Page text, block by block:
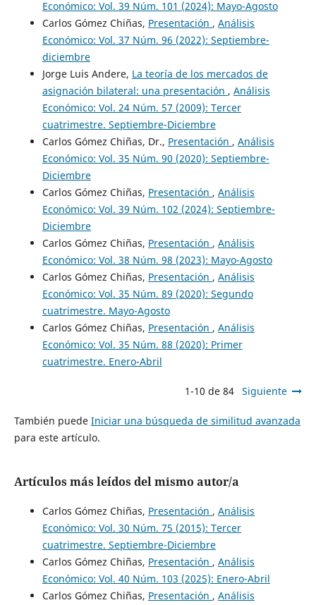
Económico: Vol. 39 Núm. 101 (2024): Mayo-Agosto
Carlos Gómez Chiñas, Presentación , Análisis
Económico: Vol. 37 Núm. 96 (2022): Septiembre-
diciembre
Jorge Luis Andere, La teoría de los mercados de
asignación bilateral: una presentación , Análisis
Económico: Vol. 24 Núm. 57 (2009): Tercer
cuatrimestre. Septiembre-Diciembre
Carlos Gómez Chiñas, Dr., Presentación , Análisis
Económico: Vol. 35 Núm. 90 (2020): Septiembre-
Diciembre
Carlos Gómez Chiñas, Presentación , Análisis
Económico: Vol. 39 Núm. 102 (2024): Septiembre-
Diciembre
Carlos Gómez Chiñas, Presentación , Análisis
Económico: Vol. 38 Núm. 98 (2023): Mayo-Agosto
Carlos Gómez Chiñas, Presentación , Análisis
Económico: Vol. 35 Núm. 89 (2020): Segundo
cuatrimestre. Mayo-Agosto
Carlos Gómez Chiñas, Presentación , Análisis
Económico: Vol. 35 Núm. 88 (2020): Primer
cuatrimestre. Enero-Abril
1-10 de 84 Siguiente
También puede Iniciar una búsqueda de similitud avanzada
para este artículo.
Artículos más leídos del mismo autor/a
Carlos Gómez Chiñas, Presentación , Análisis
Económico: Vol. 30 Núm. 75 (2015): Tercer
cuatrimestre. Septiembre-Diciembre
Carlos Gómez Chiñas, Presentación , Análisis
Económico: Vol. 40 Núm. 103 (2025): Enero-Abril
Carlos Gómez Chiñas, Presentación , Análisis